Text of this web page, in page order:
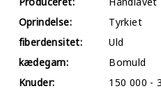
Oprindelse:
Tyrkiet
fiberdensitet:
Uld
kædegarn:
Bomuld
Knuder:
150 000 -